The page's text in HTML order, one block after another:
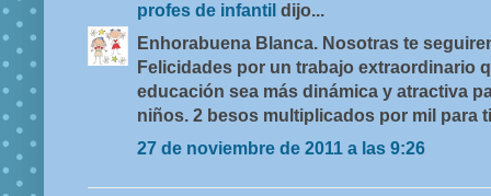
profes de infantil dijo...
Enhorabuena Blanca. Nosotras te
Felicidades por un trabajo extraordinario
educación sea más dinámica y atractiva
niños. 2 besos multiplicados por mil para
27 de noviembre de 2011 a las 9:26